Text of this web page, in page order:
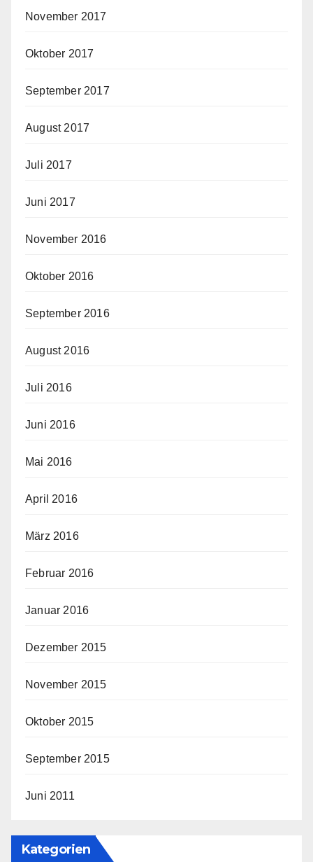
November 2017
Oktober 2017
September 2017
August 2017
Juli 2017
Juni 2017
November 2016
Oktober 2016
September 2016
August 2016
Juli 2016
Juni 2016
Mai 2016
April 2016
März 2016
Februar 2016
Januar 2016
Dezember 2015
November 2015
Oktober 2015
September 2015
Juni 2011
Kategorien